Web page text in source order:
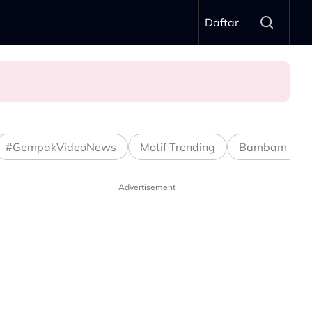
Daftar
#GempakVideoNews Motif Trending Bambam
Advertisement